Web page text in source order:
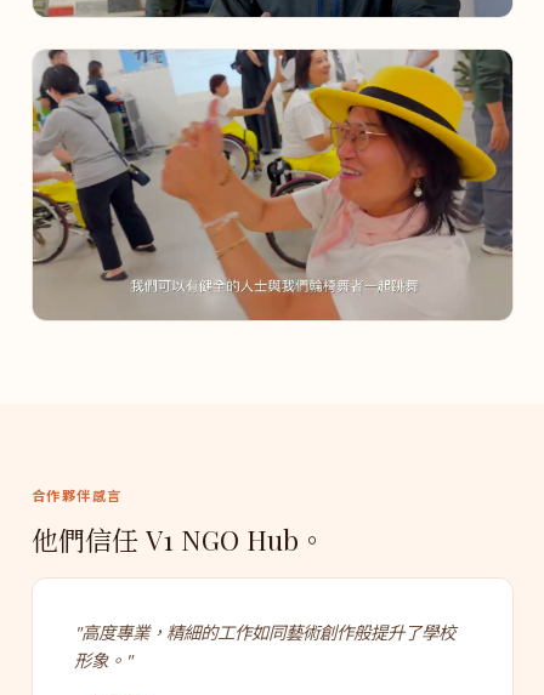
合作夥伴感言
他們信任 V1 NGO Hub。
"高度專業，精細的工作如同藝術創作般提升了學校
形象。"